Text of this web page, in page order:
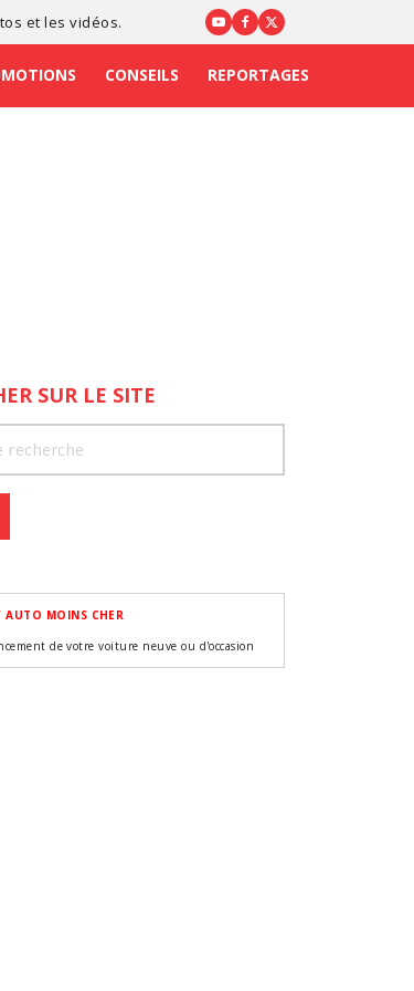
et les vidéos.
CONSEILS REPORTAGES
SUR LE SITE
AUTO MOINS CHER
de votre voiture neuve ou d'occasion